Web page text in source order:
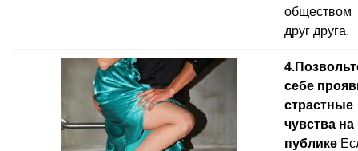
обществом
друг друга.
себе
страстные
чувства на
публике